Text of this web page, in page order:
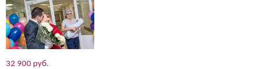
32 900 руб.